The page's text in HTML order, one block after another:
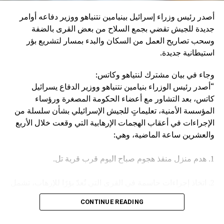
وكان مصدر مسؤول في الهيئة العامة للنقل السعودية قد صرح
الخميس، بأن سفينة (ENCELIA) التابعة لإحدى الشركات
السعودية، تعرضت لاستهداف أثناء إبحارها في البحر الأحمر، نتج
عنه حريق في مقدمتها.
وأكد المصدر أن جميع أفراد الطاقم بخير، مشيرا في السياق إلى
أن الجهات المعنية اتخذت كافة الإجراءات اللازمة لتأمين السفينة
وطاقمها وحماية البيئة البحرية.
أصدر رئيس وزراء إسرائيل بينيامين نتنياهو ووزير دفاعه أوامر
جديدة للجيش تقضي بجمع السلاح من بعض القرى بالضفة
وسحب تصاريح العمل من السكان والبدء بمسار لتشريع بؤر
استيطانية جديدة.
وجاء في بيان مشترك لنتياهو وكاتس:
“أصدر رئيس الوزراء بنيامين نتنياهو ووزير الدفاع يسرائيل
كاتس، بعد التشاور مع أعضاء الحكومة المصغرة ورؤساء
المؤسسة الأمنية، تعليماتٍ للجيش الإسرائيلي بشأن سلسلة من
الإجراءات في أعقاب الهجمات الإرهابية التي وقعت خلال الأربع
والعشرين ساعة الماضية، وهي:
1. هدم منزل منفذ هجوم صباح اليوم قرب قرية تل.
مصادرة الأسلحة وإلغاء تصاريح العمل، وغير ذلك.
CONTINUE READING